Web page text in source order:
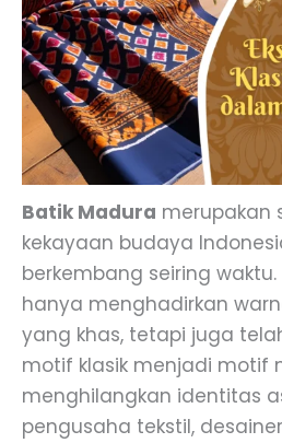
Batik Madura merupakan
kekayaan budaya
berkembang seiring
hanya menghadirkan
yang khas, tetapi juga
motif klasik menjadi motif
menghilangkan identitas
pengusaha tekstil,